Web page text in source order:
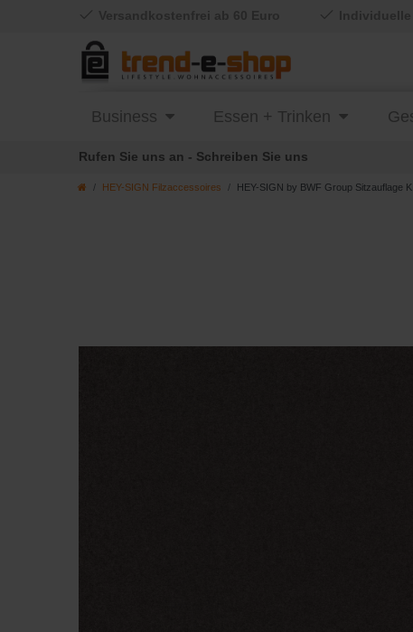
HEY-SIGN Filzaccessoires HEY-SIGN by BWF Group Sitzauflage
Business Essen + Trinken
Rufen Sie uns an - Schreiben Sie uns